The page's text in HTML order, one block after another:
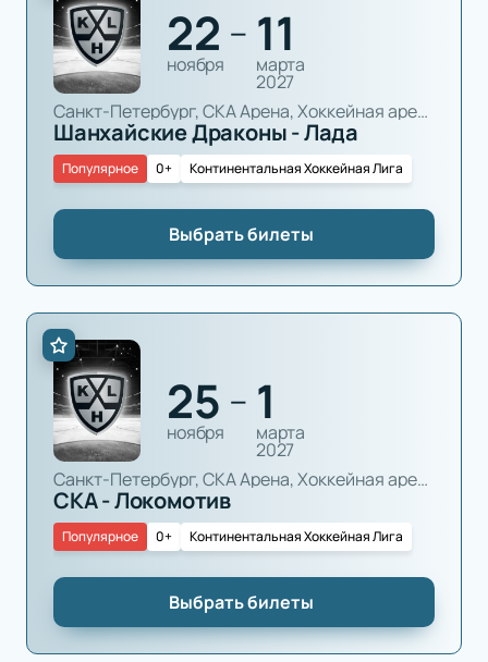
22
ноября
— 11
марта
2027
Санкт-Петербург, СКА Арена, Хоккейная арена
Шанхайские Драконы - Лада
0+ Континентальная Хоккейная Лига
Популярное
Выбрать билеты
25
ноября
— 1
марта
2027
Санкт-Петербург, СКА Арена, Хоккейная арена
СКА - Локомотив
0+ Континентальная Хоккейная Лига
Популярное
Выбрать билеты